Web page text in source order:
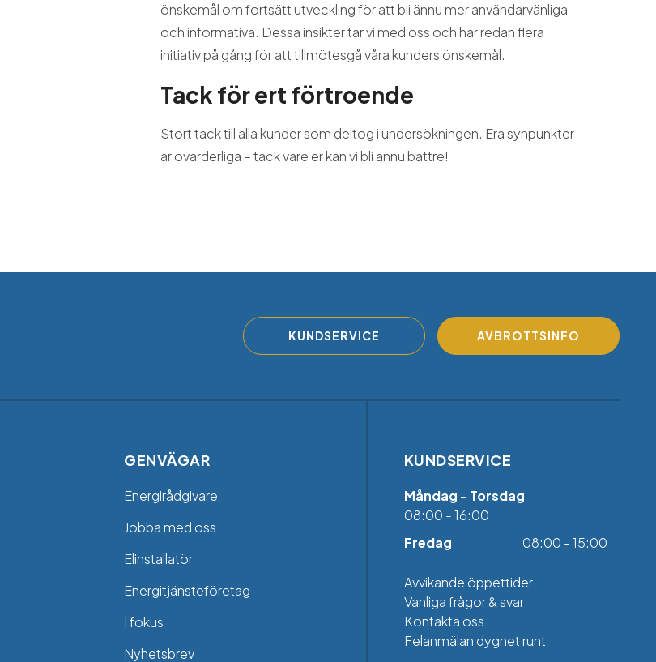
önskemål om fortsätt utveckling för att bli ännu mer användarvänliga
och informativa. Dessa insikter tar vi med oss och har redan flera
initiativ på gång för att tillmötesgå våra kunders önskemål.
Tack för ert förtroende
Stort tack till alla kunder som deltog i undersökningen. Era synpunkter
är ovärderliga – tack vare er kan vi bli ännu bättre!
KUNDSERVICE AVBROTTSINFO
GENVÄGAR
Energirådgivare
Jobba med oss
Elinstallatör
Energitjänsteföretag
I fokus
Nyhetsbrev
KUNDSERVICE
Måndag - Torsdag
08:00 - 16:00
Fredag
08:00 - 15:00
Avvikande öppettider
Vanliga frågor & svar
Kontakta oss
Felanmälan dygnet runt